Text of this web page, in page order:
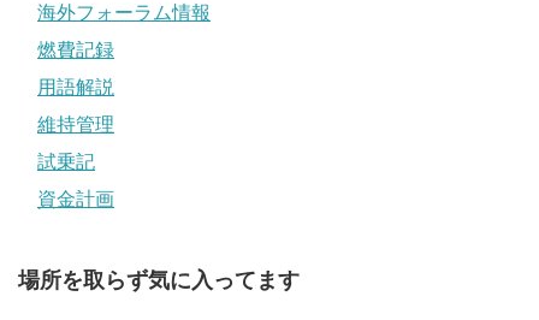
海外フォーラム情報
燃費記録
用語解説
維持管理
試乗記
資金計画
場所を取らず気に入ってます